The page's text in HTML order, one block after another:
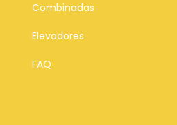
Combinadas
Elevadores
FAQ